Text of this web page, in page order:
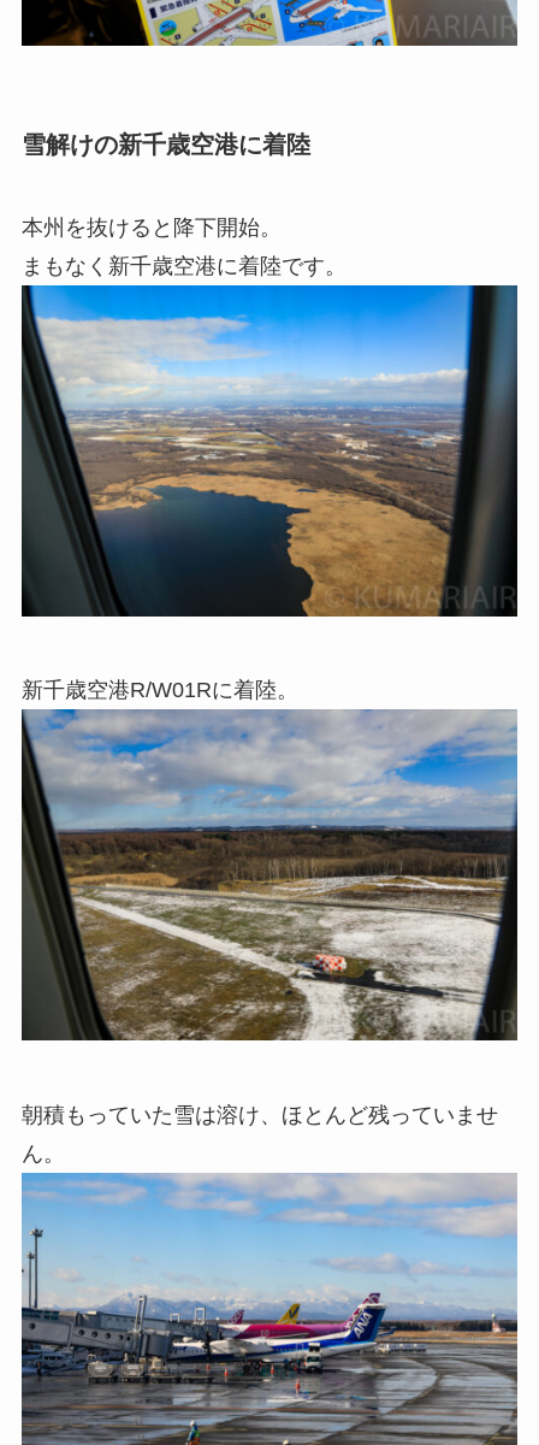
雪解けの新千歳空港に着陸
本州を抜けると降下開始。
まもなく新千歳空港に着陸です。
新千歳空港R/W01Rに着陸。
朝積もっていた雪は溶け、ほとんど残っていませ
ん。